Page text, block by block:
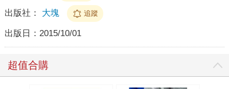
出版社： 大塊 追蹤
出版日： 2015/10/01
超值合購